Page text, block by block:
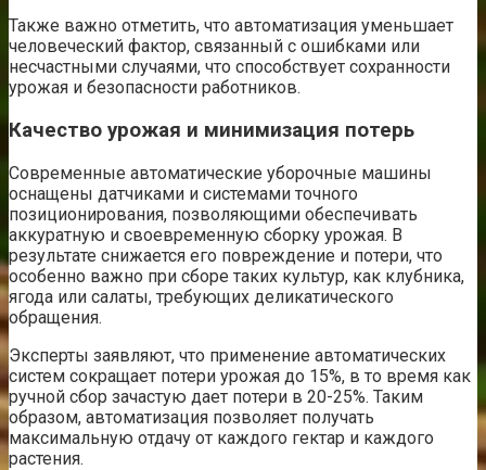
Также важно отметить, что автоматизация уменьшает
человеческий фактор, связанный с ошибками или
несчастными случаями, что способствует сохранности
урожая и безопасности работников.
Качество урожая и минимизация потерь
Современные автоматические уборочные машины
оснащены датчиками и системами точного
позиционирования, позволяющими обеспечивать
аккуратную и своевременную сборку урожая. В
результате снижается его повреждение и потери, что
особенно важно при сборе таких культур, как клубника,
ягода или салаты, требующих деликатического
обращения.
Эксперты заявляют, что применение автоматических
систем сокращает потери урожая до 15%, в то время как
ручной сбор зачастую дает потери в 20-25%. Таким
образом, автоматизация позволяет получать
максимальную отдачу от каждого гектар и каждого
растения.